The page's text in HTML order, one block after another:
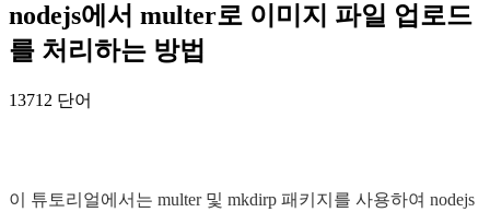
nodejs에서 multer로 이미지 파일 업로드
를 처리하는 방법
13712 단어
이 튜토리얼에서는 multer 및 mkdirp 패키지를 사용하여 nodejs